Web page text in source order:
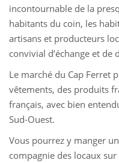
incontournable de la
habitants du coin, les
artisans et producteurs
convivial d’échange et de
Le marché du Cap Ferret
vêtements, des produits
français, avec bien
Sud-Ouest.
Vous pourrez y manger
compagnie des locaux